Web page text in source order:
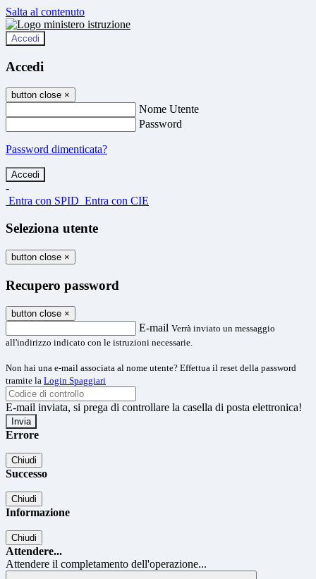
Salta al contenuto
Accedi
Accedi
button close ×
Nome Utente
Password
Password dimenticata?
-
Entra con SPID Entra con CIE
Seleziona utente
button close ×
Recupero password
button close ×
E-mail Verrà inviato un messaggio
all'indirizzo indicato con le istruzioni necessarie.
Non hai una e-mail associata al nome utente? Effettua il reset della password
tramite la Login Spaggiari
E-mail inviata, si prega di controllare la casella di posta elettronica!
Errore
Chiudi
Successo
Chiudi
Informazione
Chiudi
Attendere...
Attendere il completamento dell'operazione...